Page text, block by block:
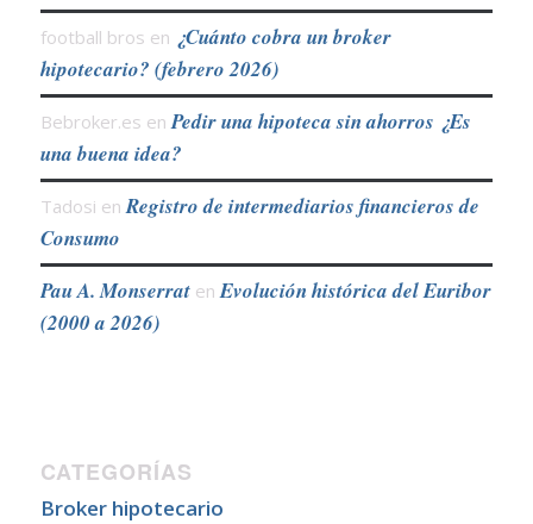
football bros en ¿Cuánto cobra un broker
hipotecario? (febrero 2026)
Bebroker.es en Pedir una hipoteca sin ahorros ¿Es
una buena idea?
Tadosi en Registro de intermediarios financieros de
Consumo
Pau A. Monserraten Evolución histórica del Euribor
(2000 a 2026)
CATEGORÍAS
Broker hipotecario